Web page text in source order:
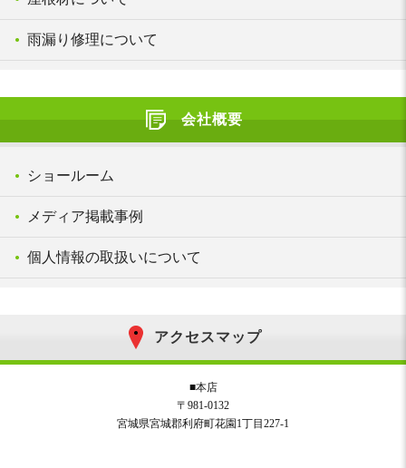
雨漏り修理について
会社概要
ショールーム
メディア掲載事例
個人情報の取扱いについて
アクセスマップ
■本店
〒981-0132
宮城県宮城郡利府町花園1丁目227-1